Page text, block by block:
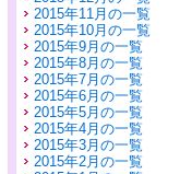
2015年11月の一覧
2015年10月の一覧
2015年9月の一覧
2015年8月の一覧
2015年7月の一覧
2015年6月の一覧
2015年5月の一覧
2015年4月の一覧
2015年3月の一覧
2015年2月の一覧